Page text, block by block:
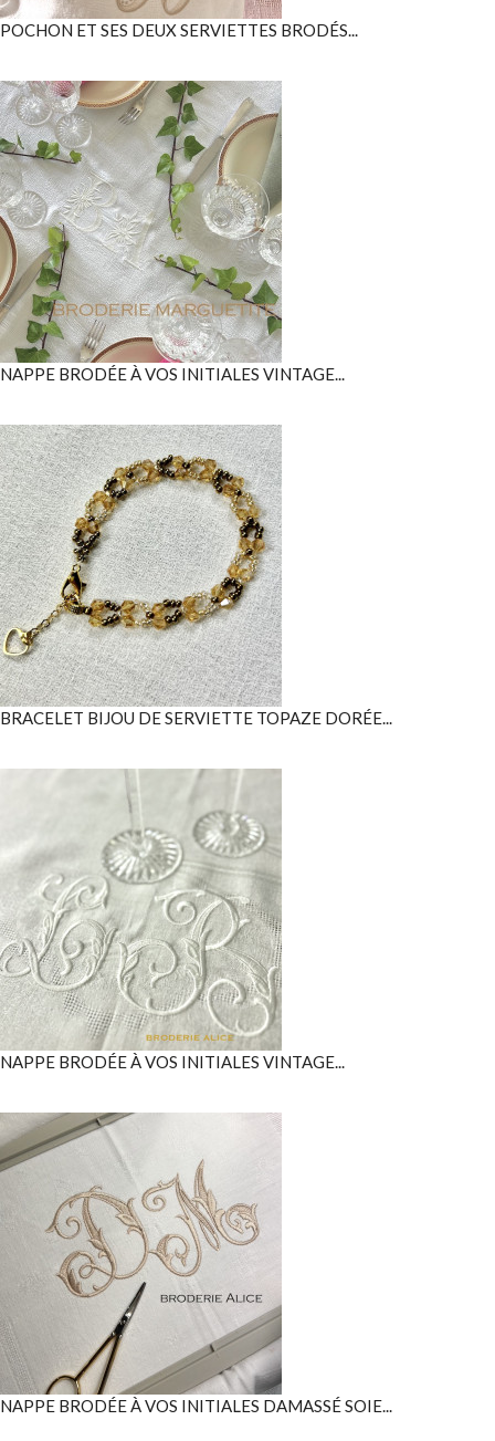
POCHON ET SES DEUX SERVIETTES BRODÉS...
NAPPE BRODÉE À VOS INITIALES VINTAGE...
BRACELET BIJOU DE SERVIETTE TOPAZE DORÉE...
NAPPE BRODÉE À VOS INITIALES VINTAGE...
NAPPE BRODÉE À VOS INITIALES DAMASSÉ SOIE...